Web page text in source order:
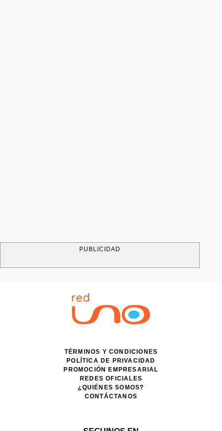
PUBLICIDAD
TÉRMINOS Y CONDICIONES
POLÍTICA DE PRIVACIDAD
PROMOCIÓN EMPRESARIAL
REDES OFICIALES
¿QUIÉNES SOMOS?
CONTÁCTANOS